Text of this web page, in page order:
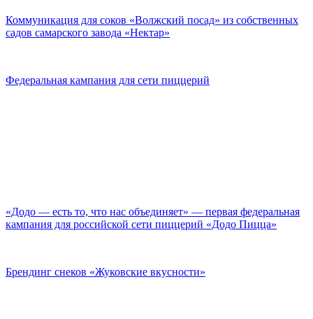
Коммуникация для соков «Волжский посад» из собственных
садов самарского завода «Нектар»
Федеральная кампания для сети пиццерий
«Додо — есть то, что нас объединяет» — первая федеральная
кампания для российской сети пиццерий «Додо Пицца»
Брендинг снеков «Жуковские вкусности»